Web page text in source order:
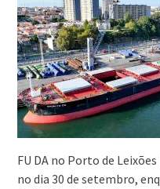
FU DA no Porto de
no dia 30 de setembro,